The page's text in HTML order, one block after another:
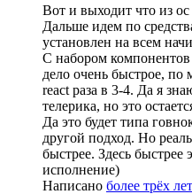
Вот и выходит что из
Дальше идем по
установлен на всем
С набором компонентов
дело очень быстрое,
react раза в 3-4. Да я
телерика, но это
Да это будет типа
другой подход. Но
быстрее. Здесь быстрее
исполнение)
Написано более трёх